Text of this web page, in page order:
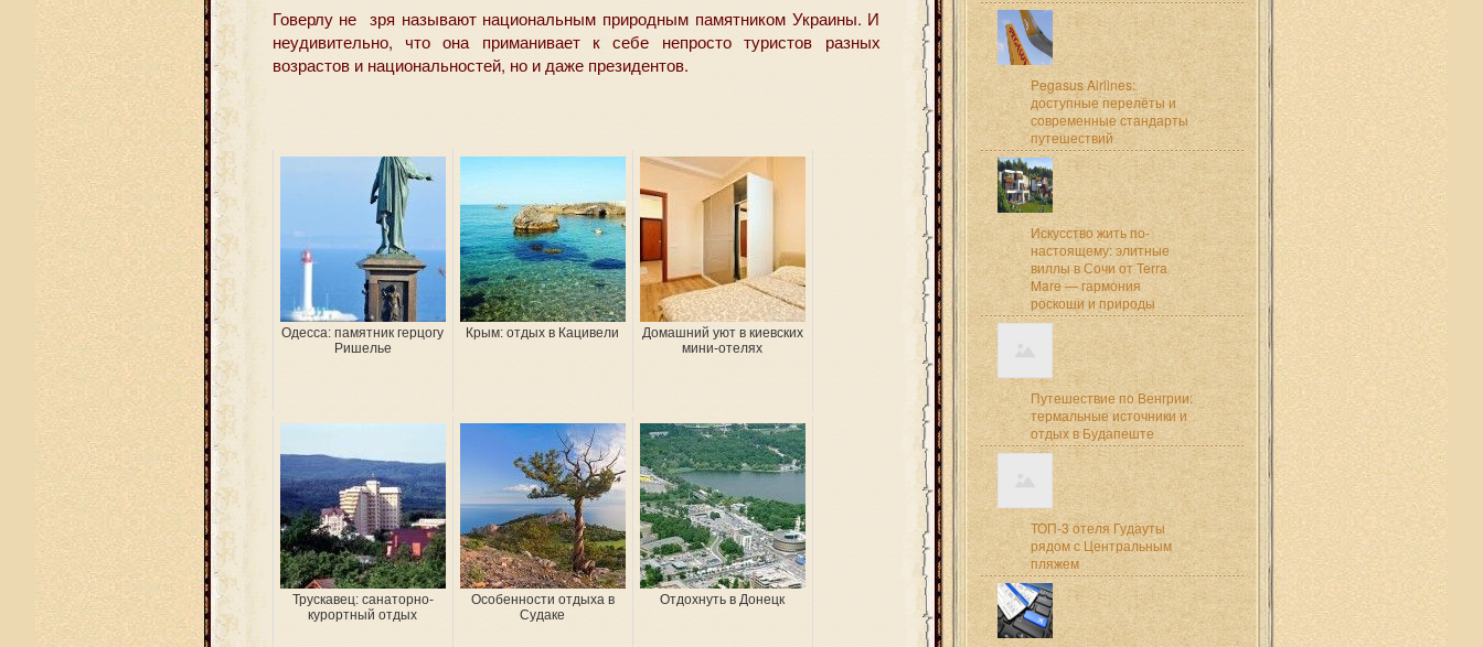
Говерлу не зря называют национальным природным памятником Украины. И
неудивительно, что она приманивает к себе непросто туристов разных
возрастов и национальностей, но и даже президентов.
Одесса: памятник герцогу
Ришелье
Крым: отдых в Кацивели
Домашний уют в киевских
мини-отелях
Трускавец: санаторно-
курортный отдых
Особенности отдыха в
Судаке
Отдохнуть в Донецк
Pegasus Airlines:
доступные перелёты и
современные стандарты
путешествий
Искусство жить по-
настоящему: элитные
виллы в Сочи от Terra
Mare — гармония
роскоши и природы
Путешествие по Венгрии:
термальные источники и
отдых в Будапеште
ТОП-3 отеля Гудауты
рядом с Центральным
пляжем